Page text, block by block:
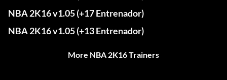
NBA 2K16 v1.05 (+17 Entrenador)
NBA 2K16 v1.05 (+13 Entrenador)
More NBA 2K16 Trainers